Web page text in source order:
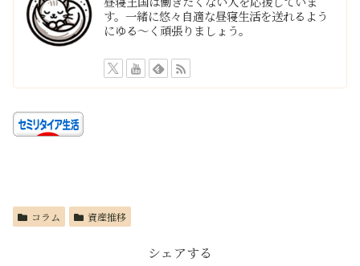
す。一緒に悠々自適な昼寝生活を送れるよう
にゆる～く頑張りましょう。
コラム 資産推移
シェアする